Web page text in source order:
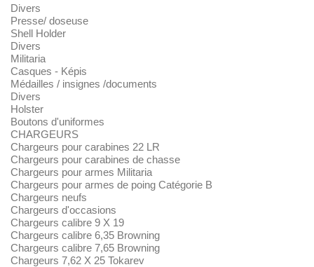
Divers
Presse/ doseuse
Shell Holder
Divers
Militaria
Casques - Képis
Médailles / insignes /documents
Divers
Holster
Boutons d'uniformes
CHARGEURS
Chargeurs pour carabines 22 LR
Chargeurs pour carabines de chasse
Chargeurs pour armes Militaria
Chargeurs pour armes de poing Catégorie B
Chargeurs neufs
Chargeurs d'occasions
Chargeurs calibre 9 X 19
Chargeurs calibre 6,35 Browning
Chargeurs calibre 7,65 Browning
Chargeurs 7,62 X 25 Tokarev